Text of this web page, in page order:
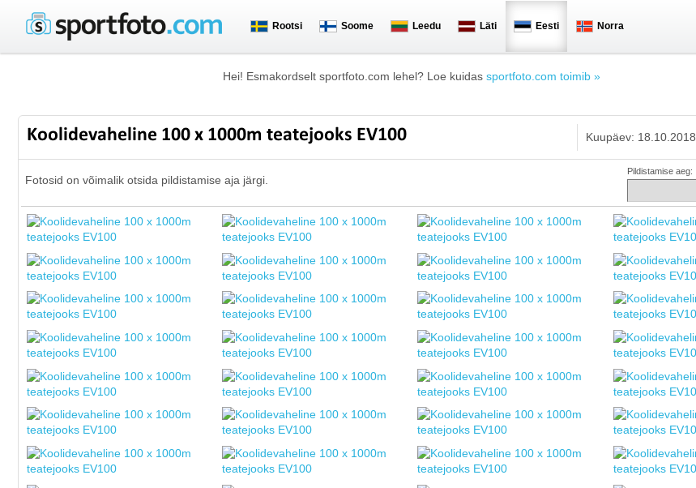
Rootsi Soome Leedu Läti Eesti Norra
Hei! Esmakordselt sportfoto.com lehel? Loe kuidas sportfoto.com toimib »
Koolidevaheline 100 x 1000m teatejooks EV100 Kuupäev: 18.10.2018
Fotosid on võimalik otsida pildistamise aja järgi.
Pildistamise aeg: